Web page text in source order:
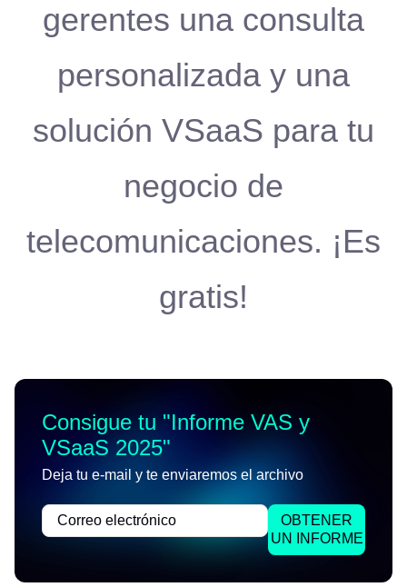
gerentes una consulta
personalizada y una
solución VSaaS para tu
negocio de
telecomunicaciones. ¡Es
gratis!
Consigue tu "Informe VAS y
VSaaS 2025"
Deja tu e-mail y te enviaremos el archivo
OBTENER
UN INFORME